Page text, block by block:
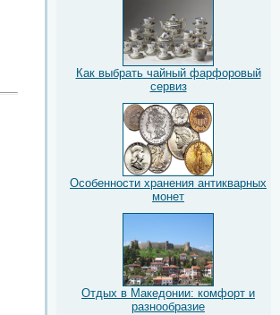
Как выбрать чайный фарфоровый
сервиз
Особенности хранения антикварных
монет
Отдых в Македонии: комфорт и
разнообразие